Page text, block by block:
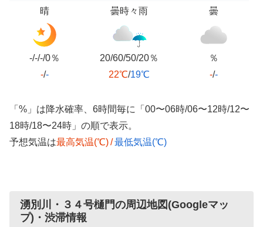
晴
-/-/-/0％
-/-
曇時々雨
20/60/50/20％
22℃/19℃
曇
％
-/-
「%」は降水確率、6時間毎に「00〜06時/06〜12時/12〜
18時/18〜24時」の順で表示。
予想気温は最高気温(℃)/最低気温(℃)
湧別川・３４号樋門の周辺地図(Googleマッ
プ)・渋滞情報